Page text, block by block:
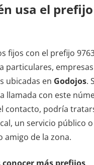
usa el prefijo
fijos сοn el prefijo
particulares,
ubicadas en Godojos.
llamada сοn еstе
contacto, podría
un servicio público
amigo dе la zona.